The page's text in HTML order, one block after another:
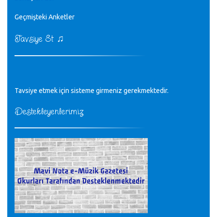
♪
sayın müfit bey bilgilerinizi kontrol edi 6440 sayılı cso
CÜNEYT BALKIZ - 15.11.2022
Geçmişteki Anketler
Tavsiye Et ♫
Tavsiye etmek için sisteme girmeniz gerekmektedir.
Destekleyenlerimiz